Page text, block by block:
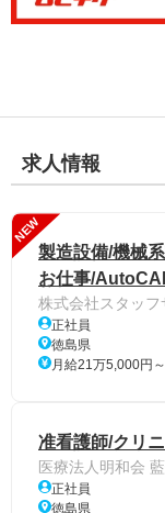
求人情報
NEW
製造設備/機械
お仕事/
株式会社スタッフ
正社員
徳島県
月給21万5,000円
准看護師/クリ
医療法人明和会
正社員
徳島県